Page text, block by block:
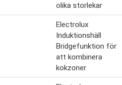
olika storlekar
Electrolux
Induktionshäll
Bridgefunktion för
att kombinera
kokzoner